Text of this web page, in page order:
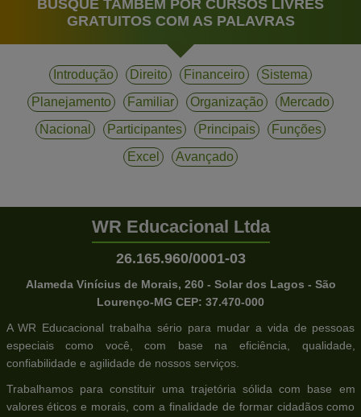
BUSQUE TAMBÉM POR CURSOS LIVRES
GRATUITOS COM AS PALAVRAS
Introdução Direito Financeiro
Sistema
Planejamento
Familiar Organização
Mercado
Nacional
Participantes Principais
Funções
Excel
Avançado
WR Educacional Ltda
26.165.960/0001-03
Alameda Vinícius de Morais, 260 - Solar dos Lagos - São
Lourenço-MG CEP: 37.470-000
A WR Educacional trabalha sério para mudar a vida de pessoas
especiais como você, com base na eficiência, qualidade,
confiabilidade e agilidade de nossos serviços.
Trabalhamos para constituir uma trajetória sólida com base em
valores éticos e morais, com a finalidade de formar cidadãos como